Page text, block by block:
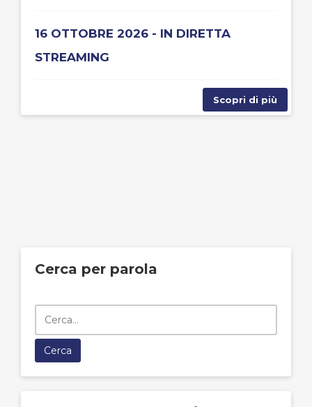
16 OTTOBRE 2026 - IN DIRETTA
STREAMING
Scopri di più
Cerca per parola